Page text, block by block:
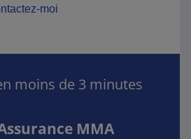
moi
moins de 3 minutes
MMA